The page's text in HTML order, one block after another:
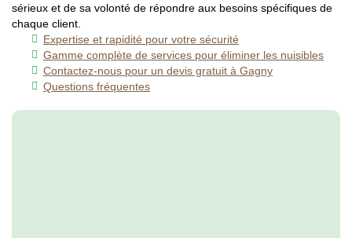
sérieux et de sa volonté de répondre aux besoins spécifiques de
chaque client.
Expertise et rapidité pour votre sécurité
Gamme complète de services pour éliminer les nuisibles
Contactez-nous pour un devis gratuit à Gagny
Questions fréquentes